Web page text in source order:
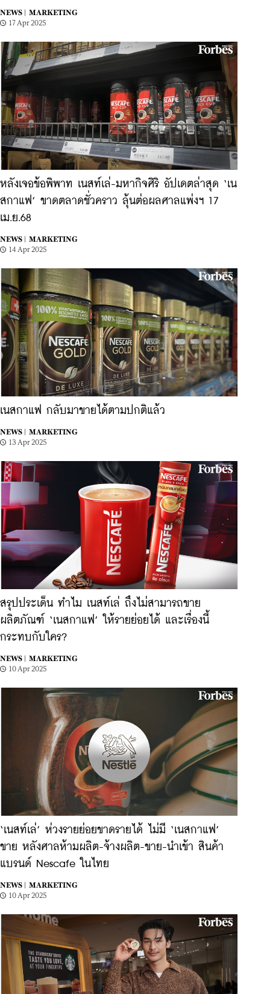
NEWS |
MARKETING
17 Apr 2025
หลังเจอข้อพิพาท เนสท์เล่-มหากิจศิริ อัปเดตล่าสุด ‘เน
สกาแฟ’ ขาดตลาดชั่วคราว ลุ้นต่อผลศาลแพ่งฯ 17
เม.ย.68
NEWS |
MARKETING
14 Apr 2025
เนสกาแฟ กลับมาขายได้ตามปกติแล้ว
NEWS |
MARKETING
13 Apr 2025
สรุปประเด็น ทำไม เนสท์เล่ ถึงไม่สามารถขาย
ผลิตภัณฑ์ ‘เนสกาแฟ’ ให้รายย่อยได้ และเรื่องนี้
กระทบกับใคร?
NEWS |
MARKETING
10 Apr 2025
‘เนสท์เล่’ ห่วงรายย่อยขาดรายได้ ไม่มี ‘เนสกาแฟ’
ขาย หลังศาลห้ามผลิต-จ้างผลิต-ขาย-นำเข้า สินค้า
แบรนด์ Nescafe ในไทย
NEWS |
MARKETING
10 Apr 2025